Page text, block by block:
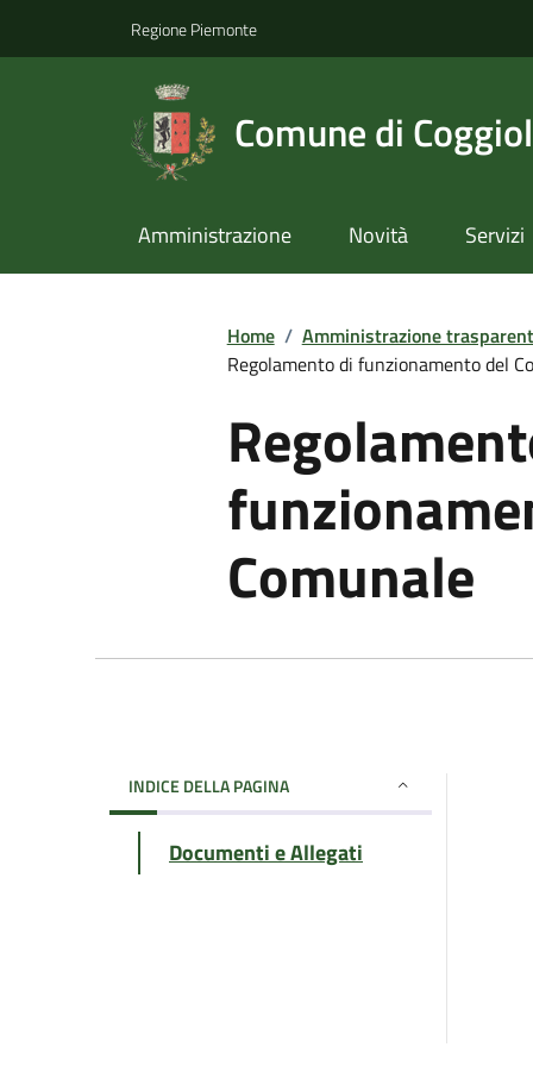
Regione Piemonte
Comune di
Amministrazione Novità Servizi
Home / Amministrazione
Regolamento di funzionamento del
Comunale
INDICE DELLA PAGINA
Documenti e Allegati